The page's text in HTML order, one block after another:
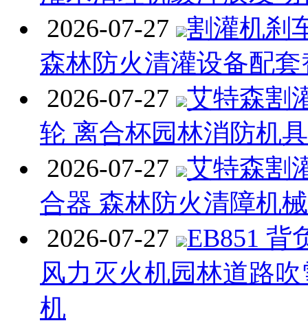
2026-07-27
割灌机刹
森林防火清灌设备配
2026-07-27
艾特森割
轮 离合杯园林消防机
2026-07-27
艾特森割
合器 森林防火清障机
2026-07-27
EB851 背
风力灭火机园林道路
机